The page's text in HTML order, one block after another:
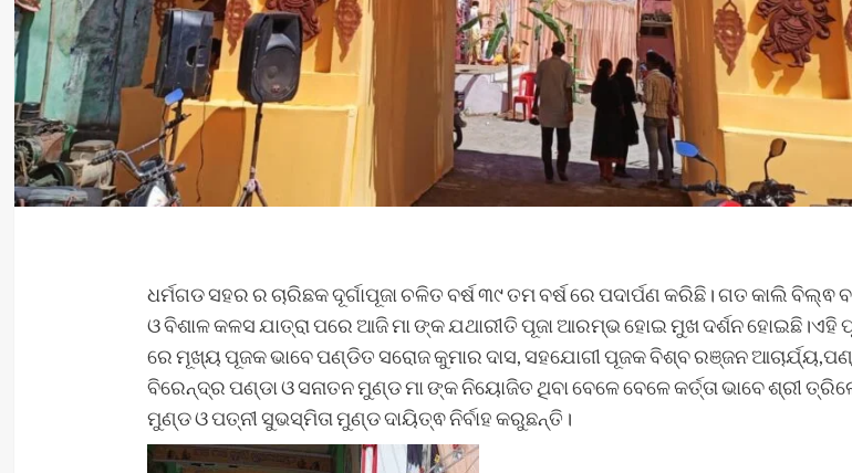
ଧର୍ମଗଡ ସହର ର ଚାରିଛକ ଦୂର୍ଗାପୂଜା ଚଳିତ ବର୍ଷ ୩୯ ତମ ବର୍ଷ ରେ ପଦାର୍ପଣ କରିଛି। ଗତ କାଲି ବିଲ୍ଵ
ଓ ବିଶାଳ କଳସ ଯାତ୍ରା ପରେ ଆଜି ମା ଙ୍କ ଯଥାରୀତି ପୂଜା ଆରମ୍ଭ ହୋଇ ମୁଖ ଦର୍ଶନ ହୋଇଛି।ଏହି
ରେ ମୂଖ୍ୟ ପୂଜକ ଭାବେ ପଣ୍ଡିତ ସରୋଜ କୁମାର ଦାସ, ସହଯୋଗୀ ପୂଜକ ବିଶ୍ବ ରଞ୍ଜନ
ବିରେନ୍ଦ୍ର ପଣ୍ଡା ଓ ସନାତନ ମୁଣ୍ଡ ମା ଙ୍କ ନିୟୋଜିତ ଥିବା ବେଳେ ବେଳେ କର୍ତ୍ତା ଭାବେ ଶ୍ରୀ
ମୁଣ୍ଡ ଓ ପତ୍ନୀ ସୁଭସ୍ମିତା ମୁଣ୍ଡ ଦାୟିତ୍ଵ ନିର୍ବାହ କରୁଛନ୍ତି।